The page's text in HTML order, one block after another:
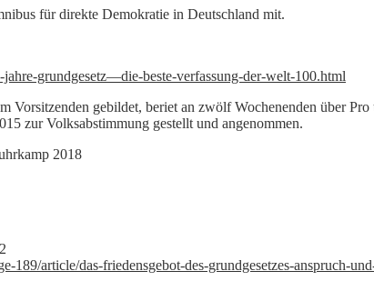
für direkte Demokratie in Deutschland mit.
grundgesetz—die-beste-verfassung-der-welt-100.html
Vorsitzenden gebildet, beriet an zwölf Wochenenden über
zur Volksabstimmung gestellt und angenommen.
2018
article/das-friedensgebot-des-grundgesetzes-anspruch-